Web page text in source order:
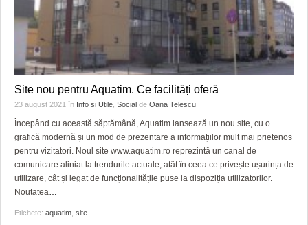
Site nou pentru Aquatim. Ce facilități oferă
23 august 2021 în Info si Utile Social de Oana Telescu
Începând cu această săptămână, Aquatim lansează un nou site, cu o
grafică modernă și un mod de prezentare a informațiilor mult mai prietenos
pentru vizitatori. Noul site www.aquatim.ro reprezintă un canal de
comunicare aliniat la trendurile actuale, atât în ceea ce privește ușurința de
utilizare, cât și legat de funcționalitățile puse la dispoziția utilizatorilor.
Noutatea…
Etichete: aquatim site